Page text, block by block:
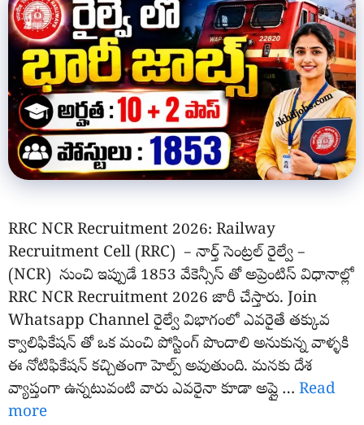
RRC NCR Recruitment 2026: Railway
Recruitment Cell (RRC) – నార్త్ సెంట్రల్ రైల్వే –
(NCR) నుంచి ఇప్పుడే 1853 వేకెన్సీస్ తో అప్రెంటిస్ విధానాల్లో
RRC NCR Recruitment 2026 జారీ చేస్తారు. Join
Whatsapp Channel రైల్వే విభాగంలో ఎవరైతే తక్కువ
క్వాలిఫికేషన్ తో ఒక మంచి పోస్టింగ్ పొందాలి అనుకున్న వాళ్ళకి
ఈ నోటిఫికేషన్ కచ్చితంగా హెల్ప్ అవుతుంది. మనకు దేశ
వ్యాప్తంగా ఉన్నటువంటి వారు ఎవరైనా కూడా అప్లై … Read
more